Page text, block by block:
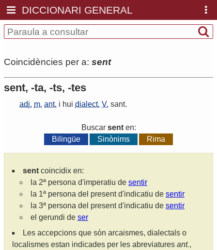
DICCIONARI GENERAL
Coincidències per a: sent
sent, -ta, -ts, -tes
adj. m. ant. i hui dialect. V. sant.
Buscar senten:
Bilingüe
Sinònims Rima
sent coincidix en:
la 2ª persona d'imperatiu de sentir
la 1ª persona del present d'indicatiu de sentir
la 3ª persona del present d'indicatiu de sentir
el gerundi de ser
Les accepcions que són arcaismes, dialectals o
localismes estan indicades per les abreviatures ant.,